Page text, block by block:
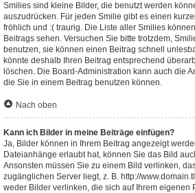
Smilies sind kleine Bilder, die benutzt werden
auszudrücken. Für jeden Smilie gibt es einen
fröhlich und :( traurig. Die Liste aller Smilies
Beitrags sehen. Versuchen Sie bitte trotzdem,
benutzen, sie können einen Beitrag schnell
könnte deshalb Ihren Beitrag entsprechend
löschen. Die Board-Administration kann auch die
die Sie in einem Beitrag benutzen können.
Nach oben
Kann ich Bilder in meine Beiträge einfügen?
Ja, Bilder können in Ihrem Beitrag angezeigt
Dateianhänge erlaubt hat, können Sie das Bild
Ansonsten müssen Sie zu einem Bild verlinken,
zugänglichen Server liegt, z. B. http://
weder Bilder verlinken, die sich auf Ihrem eigenen